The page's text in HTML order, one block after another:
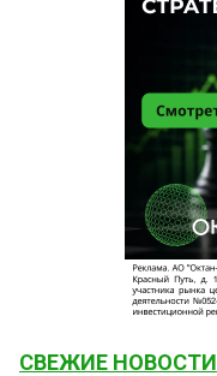
СВЕЖИЕ НОВОСТИ